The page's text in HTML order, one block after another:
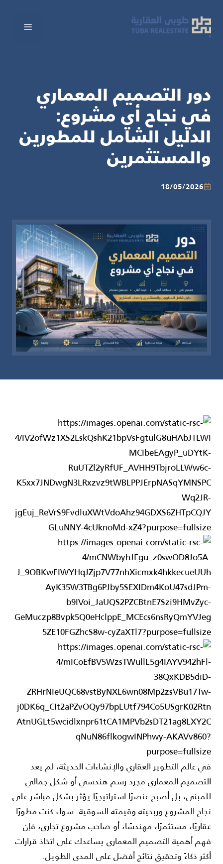
المحتوى
دور التصميم المعماري
في نجاح أي مشروع:
الدليل الشامل للمطورين
والمستثمرين
18/05/2026
في عالم التطوير العقاري والإنشاءات الحديثة، لم يعد
التصميم المعماري مجرد رسم هندسي أو شكل جمالي
للمبنى، بل أصبح عنصرًا استراتيجيًا يؤثر بشكل مباشر على
نجاح المشروع وربحيته وقيمته السوقية. سواء كنت مطورًا
عقاريًا، مستثمرًا، مهندسًا، أو صاحب مشروع تجاري، فإن
فهم أهمية التصميم المعماري يساعدك على اتخاذ قرارات
أكثر ذكاءً وتحقيق نتائج أفضل على المدى الطويل.